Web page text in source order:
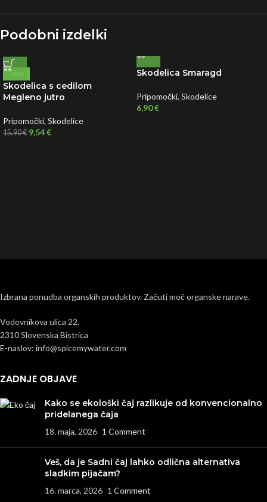
Podobni izdelki
-40%
Skodelica s cedilom
Megleno jutro
Pripomočki, Skodelice
15,90€ 9,54€
Skodelica Smaragd
Pripomočki, Skodelice
6,90€
Izbrana ponudba organskih produktov. Začuti moč organske narave.
Vodovnikova ulica 22,
2310 Slovenska Bistrica
E-naslov: info@spicemywater.com
ZADNJE OBJAVE
Kako se ekološki čaj razlikuje od konvencionalno
pridelanega čaja
18. maja, 2026 1 Comment
Veš, da je Sadni čaj lahko odlična alternativa
sladkim pijačam?
16. marca, 2026 1 Comment